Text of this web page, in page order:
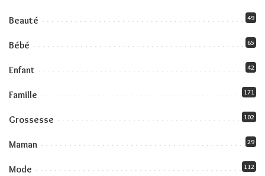
Beauté 49
Bébé 65
Enfant 42
Famille 171
Grossesse 102
Maman 29
Mode 112